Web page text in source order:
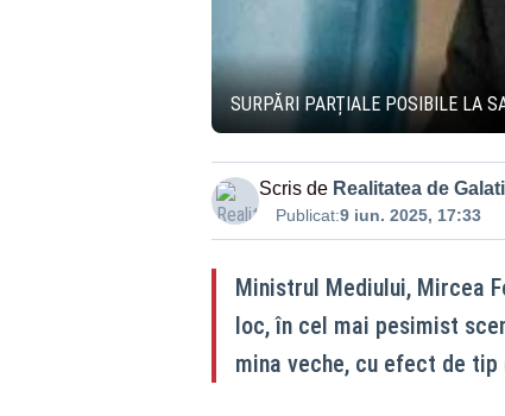
SURPĂRI PARȚIALE POSIBILE LA
Scris de Realitatea de Galati
Publicat:9 iun. 2025, 17:33
Ministrul Mediului, Mircea
loc, în cel mai pesimist
mina veche, cu efect de tip